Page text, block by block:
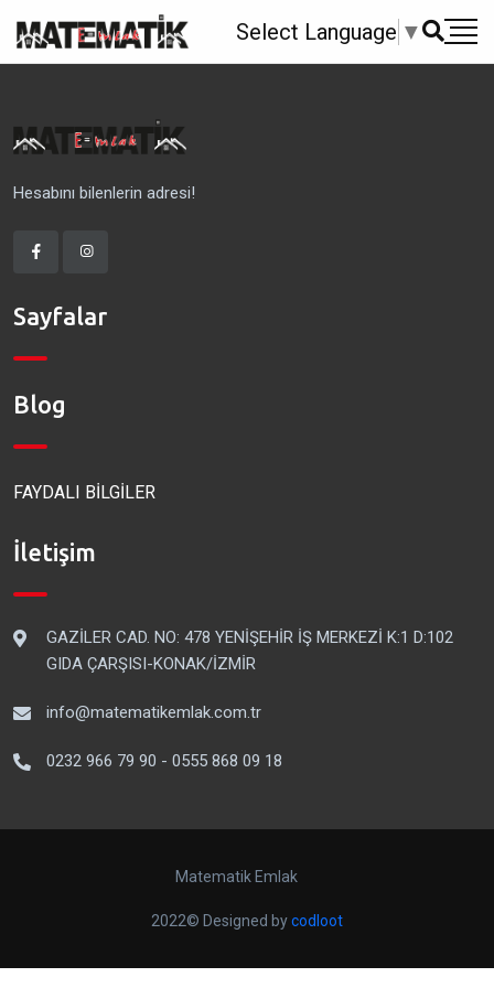
Select Language ▼
Hesabını bilenlerin adresi!
Sayfalar
Blog
FAYDALI BİLGİLER
İletişim
GAZİLER CAD. NO: 478 YENİŞEHİR İŞ MERKEZİ K:1 D:102
GIDA ÇARŞISI-KONAK/İZMİR
info@matematikemlak.com.tr
0232 966 79 90 - 0555 868 09 18
Matematik Emlak
2022© Designed bycodloot